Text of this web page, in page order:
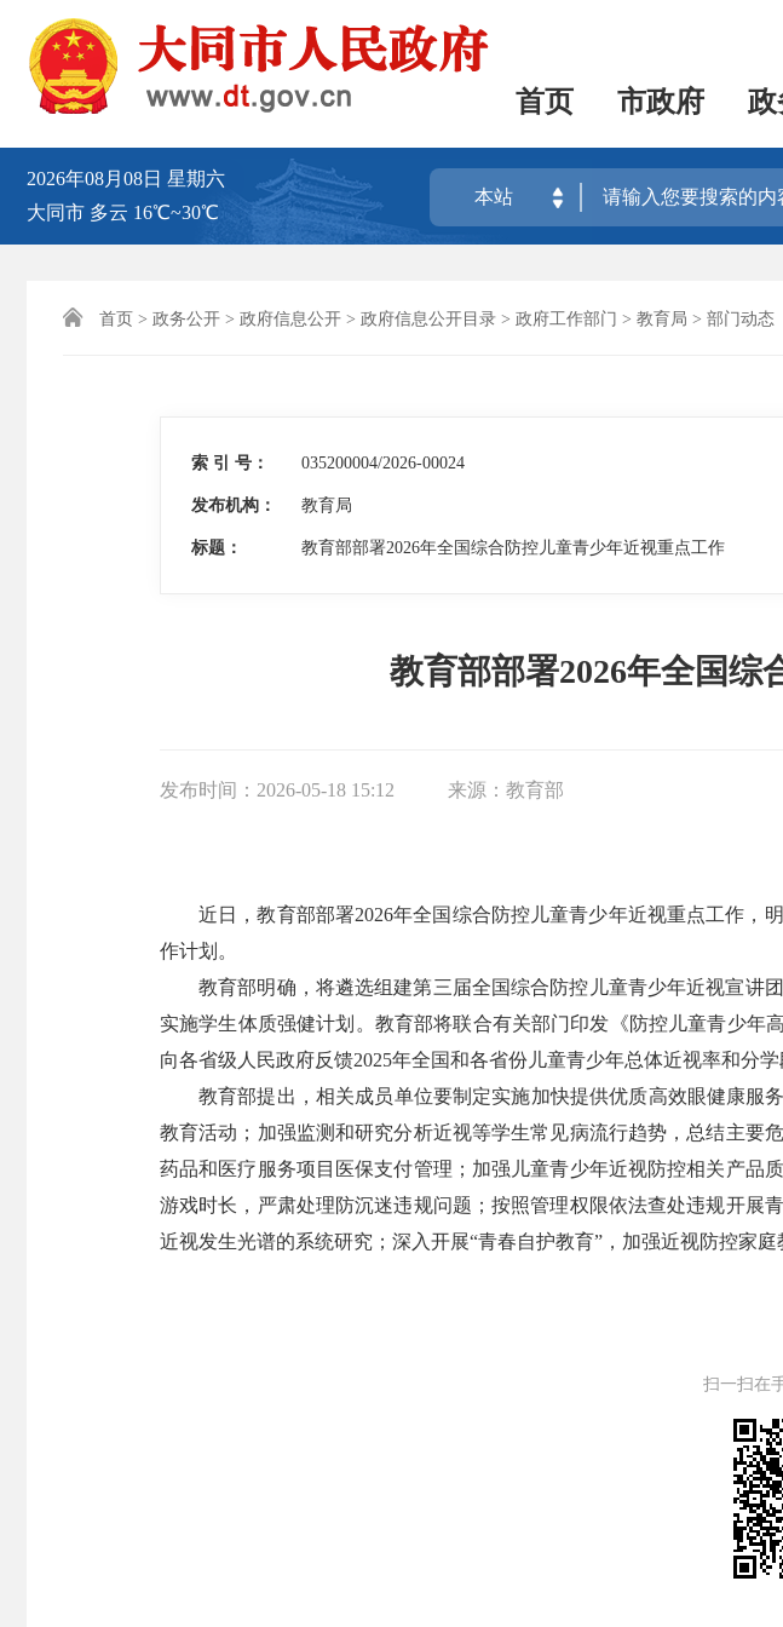
首页 市政府 政
2026年08月08日 星期六
大同市 多云 16℃~30℃
本站
 首页 > 政务公开 > 政府信息公开 > 政府信息公开目录 > 政府工作部门 > 教育局 > 部门动态
索 引 号： 035200004/2026-00024
发布机构： 教育局
标题： 教育部部署2026年全国综合防控儿童青少年近视重点工作
教育部部署2026年全国综
发布时间： 2026-05-18 15:12 来源： 教育部
近日，教育部部署2026年全国综合防控儿童青少年近视重点工作，
作计划。
教育部明确，将遴选组建第三届全国综合防控儿童青少年近视宣讲
实施学生体质强健计划。教育部将联合有关部门印发《防控儿童青少年
向各省级人民政府反馈2025年全国和各省份儿童青少年总体近视率和分学
教育部提出，相关成员单位要制定实施加快提供优质高效眼健康服
教育活动；加强监测和研究分析近视等学生常见病流行趋势，总结主要
药品和医疗服务项目医保支付管理；加强儿童青少年近视防控相关产品
游戏时长，严肃处理防沉迷违规问题；按照管理权限依法查处违规开展
近视发生光谱的系统研究；深入开展“青春自护教育”，加强近视防控家
扫一扫在